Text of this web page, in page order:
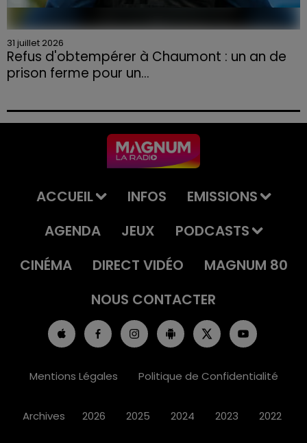
31 juillet 2026
Refus d'obtempérer à Chaumont : un an de
prison ferme pour un...
permis et la confiscation de son véhicule.
ACCUEIL INFOS
EMISSIONS
AGENDA
JEUX
PODCASTS
CINÉMA
DIRECT VIDÉO
MAGNUM 80
NOUS CONTACTER
Mentions Légales Politique de Confidentialité
Archives 2026 2025 2024 2023 2022